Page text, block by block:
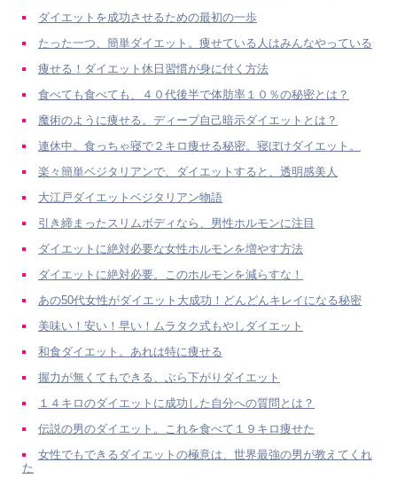
ダイエットを成功させるための最初の一歩
たった一つ、簡単ダイエット。痩せている人はみんなやっている
痩せる！ダイエット休日習慣が身に付く方法
食べても食べても、４０代後半で体肪率１０％の秘密とは？
魔術のように痩せる。ディープ自己暗示ダイエットとは？
連休中、食っちゃ寝で２キロ痩せる秘密。寝ぼけダイエット。
楽々簡単ベジタリアンで、ダイエットすると、透明感美人
大江戸ダイエットベジタリアン物語
引き締まったスリムボディなら、男性ホルモンに注目
ダイエットに絶対必要な女性ホルモンを増やす方法
ダイエットに絶対必要。このホルモンを減らすな！
あの50代女性がダイエット大成功！どんどんキレイになる秘密
美味い！安い！早い！ムラタク式もやしダイエット
和食ダイエット。あれは特に痩せる
握力が無くてもできる、ぶら下がりダイエット
１４キロのダイエットに成功した自分への質問とは？
伝説の男のダイエット。これを食べて１９キロ痩せた
女性でもできるダイエットの極意は、世界最強の男が教えてくれ
た